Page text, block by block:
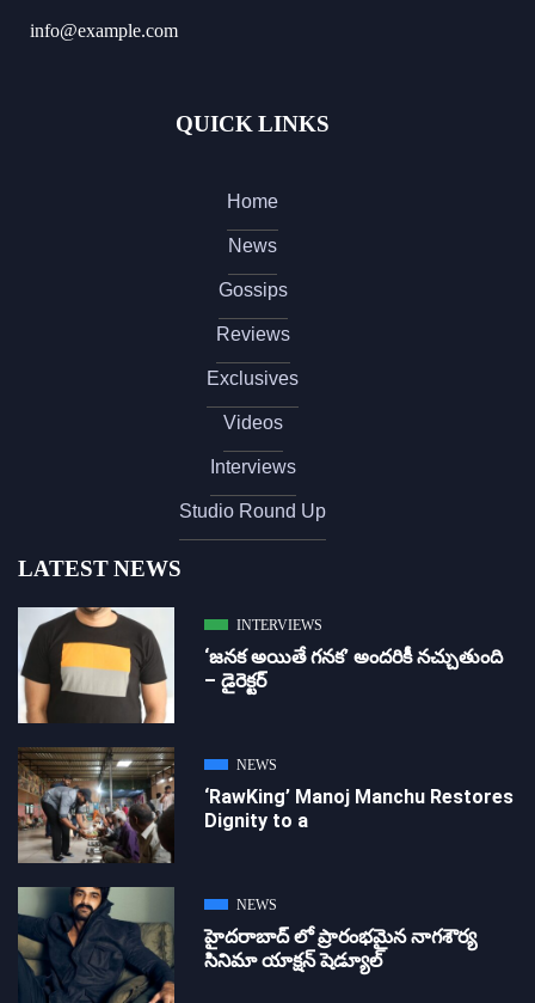
info@example.com
QUICK LINKS
Home
News
Gossips
Reviews
Exclusives
Videos
Interviews
Studio Round Up
LATEST NEWS
INTERVIEWS
‘జ‌న‌క అయితే గ‌న‌క‌’ అందరికీ నచ్చుతుంది
– డైరెక్ట‌ర్
NEWS
‘RawKing’ Manoj Manchu Restores
Dignity to a
NEWS
హైదరాబాద్ లో ప్రారంభమైన నాగశౌర్య
సినిమా యాక్షన్ షెడ్యూల్